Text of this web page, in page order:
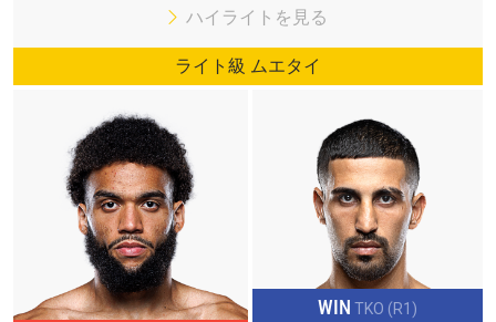
ハイライトを見る
ライト級 ムエタイ
WIN TKO (R1)
対戦相手
大会
ハイライトを見る
席をゲットするため今すぐ登録を！
名前（ローマ字で記入）
このフォームを送信することにより、お客様は当
社のプライバシーポリシーに基づく情報の収集、
使用および開示に同意したことになります。お客